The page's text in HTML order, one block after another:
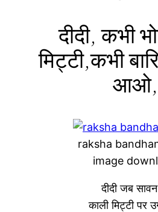
दीदी, कभी
मिट्टी,कभी
आओ,
raksha
image
दीदी जब
काली मिट्टी पर